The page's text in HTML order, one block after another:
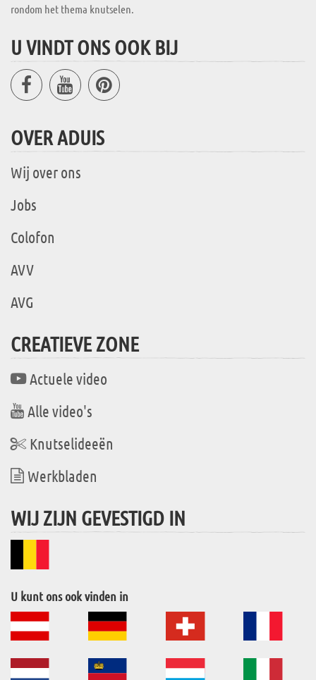
rondom het thema knutselen.
U VINDT ONS OOK BIJ
OVER ADUIS
Wij over ons
Jobs
Colofon
AVV
AVG
CREATIEVE ZONE
Actuele video
Alle video's
Knutselideeën
Werkbladen
WIJ ZIJN GEVESTIGD IN
U kunt ons ook vinden in